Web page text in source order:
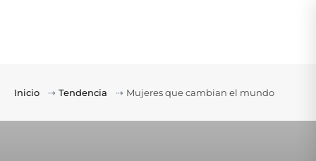
Inicio ⇢ Tendencia ⇢ Mujeres que cambian el mundo